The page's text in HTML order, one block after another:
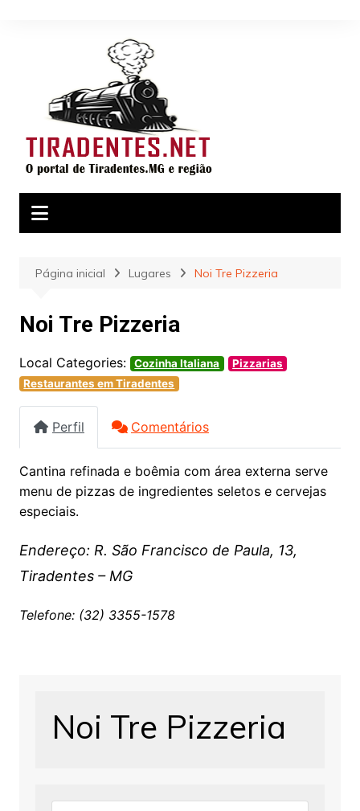
Página inicial Lugares Noi Tre Pizzeria
Noi Tre Pizzeria
Local Categories: Cozinha Italiana
Pizzarias
Restaurantes em Tiradentes
Perfil Comentários
Cantina refinada e boêmia com área externa serve
menu de pizzas de ingredientes seletos e cervejas
especiais.
Endereço: R. São Francisco de Paula, 13,
Tiradentes – MG
Telefone: (32) 3355-1578
Noi Tre Pizzeria